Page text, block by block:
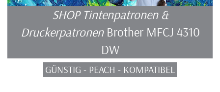
SHOP Tintenpatronen &
Druckerpatronen Brother MFCJ 4310
DW
GÜNSTIG - PEACH - KOMPATIBEL